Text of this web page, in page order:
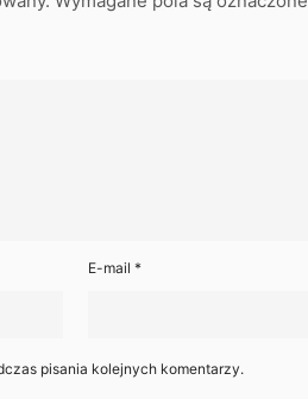
E-mail *
pisania kolejnych komentarzy.